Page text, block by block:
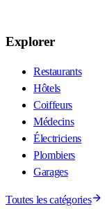
Explorer
Restaurants
Hôtels
Coiffeurs
Médecins
Électriciens
Plombiers
Garages
Toutes les catégories